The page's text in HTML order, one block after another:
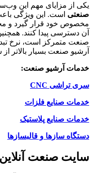
یکی از مزایای مهم این
صنعتی است. این ویژگی
مخصوص خود قرار گیرد و
آن دسترسی پیدا کنند.
صنعت متمرکز است، نرخ
آرشیو صنعت بسیار
خدمات آرشیو صنعت:
سری تراشی CNC
خدمات صنایع فلزات
خدمات صنایع پلاستیک
دستگاه سازها و قالبسازها
سایت صنعت آنلاین